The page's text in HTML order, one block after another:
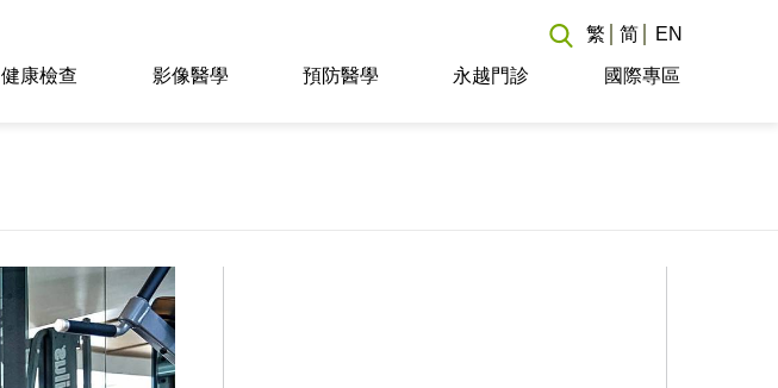
健康檢查 影像醫學 預防醫學 永越門診 國際專區
繁 简 EN